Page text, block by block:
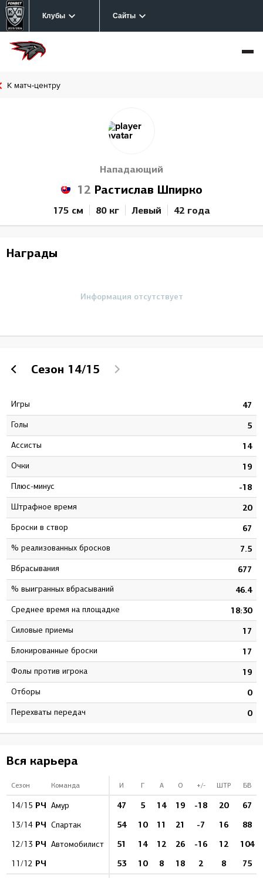
Клубы Сайты
К матч-центру
Нападающий
12 Растислав Шпирко
175 см 80 кг Левый 42 года
Награды
Информация отсутствует
Сезон 14/15
Игры 47
Голы 5
Ассисты 14
Очки 19
Плюс-минус -18
штрафное время 20
Броски в створ 67
% реализованных бросков 7.5
Вбрасывания 677
% выигранных вбрасываний 46.4
Среднее время на площадке 18:30
Силовые приемы 17
Блокированные броски 17
Фолы против игрока 19
Отборы 0
Перехваты передач 0
Вся карьера
Сезон Команда И Г А О +/- ШТР БВ
14/15 РЧ Амур 47 5 14 19 -18 20 67
13/14 РЧ Спартак 54 10 11 21 -7 16 88
12/13 РЧ Автомобилист 51 14 12 26 -16 12 104
11/12 РЧ 53 10 8 18 2 8 75